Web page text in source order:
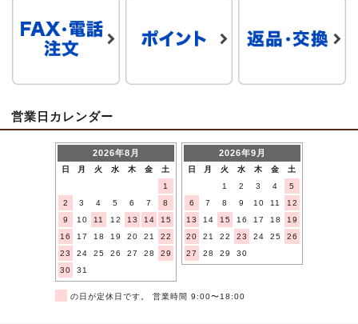
営業日カレンダー
2026年8月
日 月 火 水 木 金
土
1
2
3 4 5 6 7
8
9
10 11 12 13 14
15
16
17 18 19 20 21
22
23
24 25 26 27 28
29
30
31
2026年9月
日 月 火 水 木 金
土
1
2 3 4
5
6
7 8 9 10 11
12
13
14 15 16 17 18
19
20
21 22 23 24 25
26
27
28 29 30
の日が定休日です。 営業時間 9:00〜18:00